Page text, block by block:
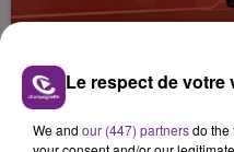
UNE JEUNE
BLESSÉE
Le respect de votre
We and our (447) partnersdo the